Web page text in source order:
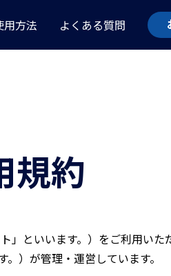
用方法 よくある質問
規約
といいます。）をご利用いた
）が管理・運営しています。